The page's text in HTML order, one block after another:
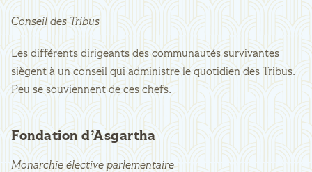
Conseil des Tribus
Les différents dirigeants des communautés survivantes
siègent à un conseil qui administre le quotidien des Tribus.
Peu se souviennent de ces chefs.
Fondation d’Asgartha
Monarchie élective parlementaire